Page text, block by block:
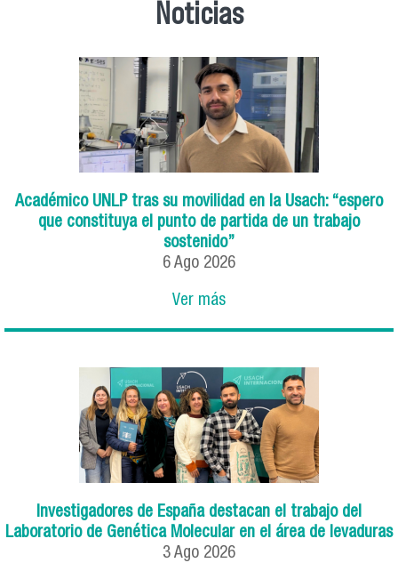
Noticias
Académico UNLP tras su movilidad en la Usach: “espero
que constituya el punto de partida de un trabajo
sostenido”
6 Ago 2026
Ver más
Investigadores de España destacan el trabajo del
Laboratorio de Genética Molecular en el área de levaduras
3 Ago 2026